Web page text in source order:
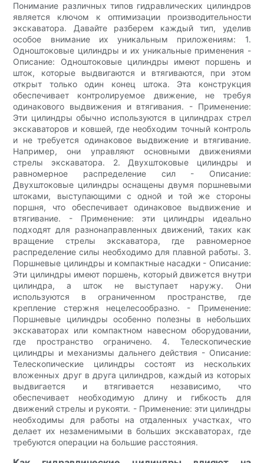
Понимание различных типов гидравлических цилиндров
является ключом к оптимизации производительности
экскаватора. Давайте разберем каждый тип, уделив
особое внимание их уникальным приложениям: 1.
Одноштоковые цилиндры и их уникальные применения -
Описание: Одноштоковые цилиндры имеют поршень и
шток, которые выдвигаются и втягиваются, при этом
открыт только один конец штока. Эта конструкция
обеспечивает контролируемое движение, не требуя
одинакового выдвижения и втягивания. - Применение:
Эти цилиндры обычно используются в цилиндрах стрел
экскаваторов и ковшей, где необходим точный контроль
и не требуется одинаковое выдвижение и втягивание.
Например, они управляют основными движениями
стрелы экскаватора. 2. Двухштоковые цилиндры и
равномерное распределение сил - Описание:
Двухштоковые цилиндры оснащены двумя поршневыми
штоками, выступающими с одной и той же стороны
поршня, что обеспечивает одинаковое выдвижение и
втягивание. - Применение: эти цилиндры идеально
подходят для разнонаправленных движений, таких как
вращение стрелы экскаватора, где равномерное
распределение силы необходимо для плавной работы. 3.
Поршневые цилиндры и компактные насадки - Описание:
Эти цилиндры имеют поршень, который движется внутри
цилиндра, а шток не выступает наружу. Они
используются в ограниченном пространстве, где
крепление стержня нецелесообразно. - Применение:
Поршневые цилиндры особенно полезны в небольших
экскаваторах или компактном навесном оборудовании,
где пространство ограничено. 4. Телескопические
цилиндры и механизмы дальнего действия - Описание:
Телескопические цилиндры состоят из нескольких
вложенных друг в друга цилиндров, каждый из которых
выдвигается и втягивается независимо, что
обеспечивает необходимую длину и гибкость для
движений стрелы и рукояти. - Применение: эти цилиндры
необходимы для работы на отдаленных участках, что
делает их незаменимыми в больших экскаваторах, где
требуются операции на большие расстояния.